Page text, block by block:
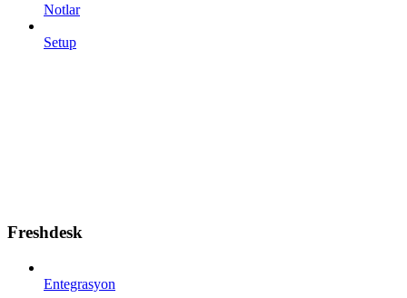
Notlar
Setup
Freshdesk
Entegrasyon